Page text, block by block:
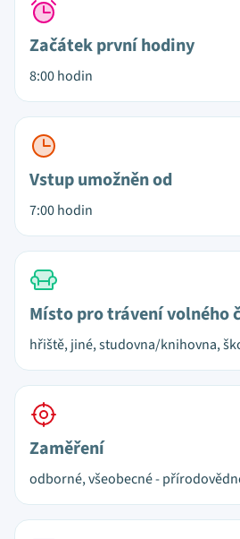
Začátek první hodiny
8:00 hodin
Vstup umožněn od
7:00 hodin
Místo pro trávení volného
hřiště, jiné, studovna/knihovna,
Zaměření
odborné, všeobecné -